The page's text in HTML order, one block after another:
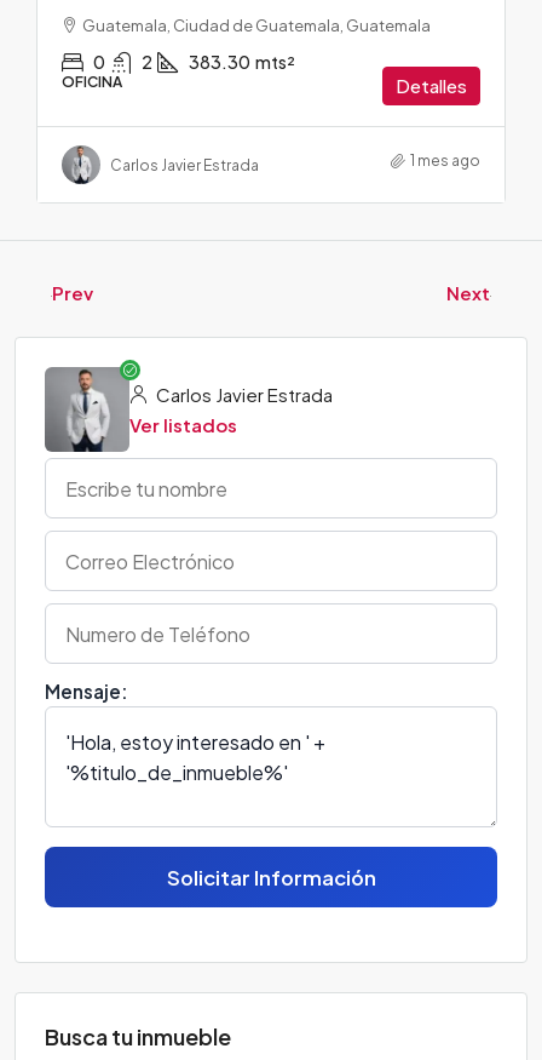
Guatemala, Ciudad de Guatemala, Guatemala
0 2 383.30 mts²
OFICINA Detalles
Carlos Javier Estrada 1 mes ago
Prev Next
Carlos Javier Estrada
Ver listados
Mensaje:
Solicitar Información
Busca tu inmueble